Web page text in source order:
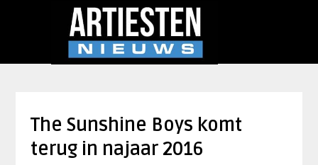
The Sunshine Boys komt
terug in najaar 2016